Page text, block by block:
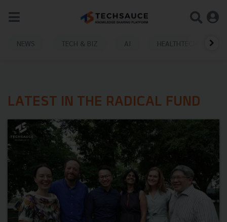
NEWS TECH & BIZ AI HEALTHTECH
LATEST IN THE RADICAL FUND